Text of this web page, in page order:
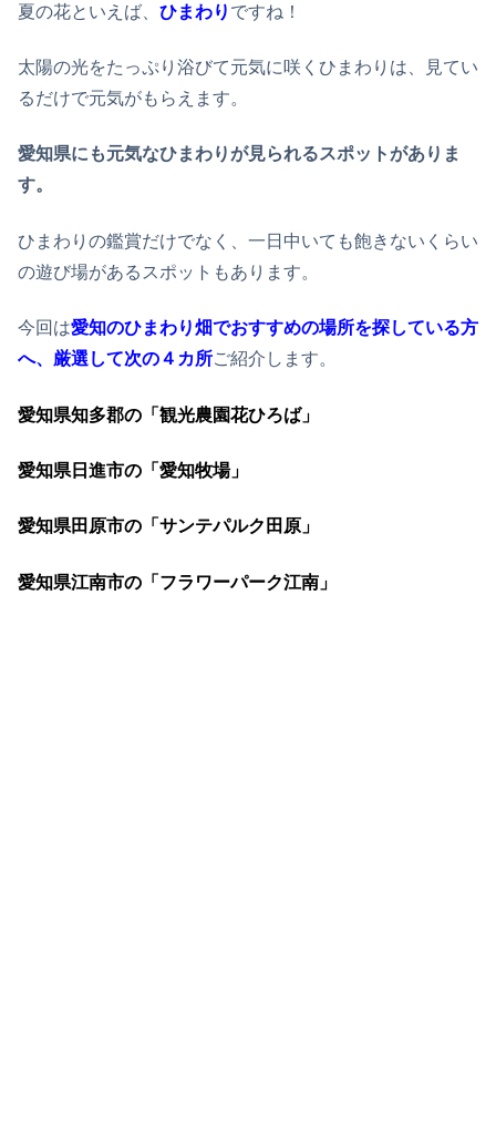
夏の花といえば、 ひまわり ですね！
太陽の光をたっぷり浴びて元気に咲くひまわりは、見てい
るだけで元気がもらえます。
愛知県にも元気なひまわりが見られるスポットがありま
す。
ひまわりの鑑賞だけでなく、一日中いても飽きないくらい
の遊び場があるスポットもあります。
今回は愛知のひまわり畑でおすすめの場所を探している方
へ、厳選して次の４カ所ご紹介します。
愛知県知多郡の「観光農園花ひろば」
愛知県日進市の「愛知牧場」
愛知県田原市の「サンテパルク田原」
愛知県江南市の「フラワーパーク江南」